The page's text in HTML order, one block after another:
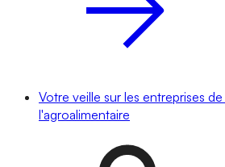
Votre veille sur les entreprises
l'agroalimentaire